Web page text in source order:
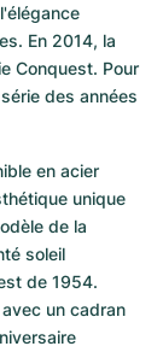
En 2014, la
Conquest. Pour
des années
en acier
unique
de la
soleil
de 1954.
un cadran